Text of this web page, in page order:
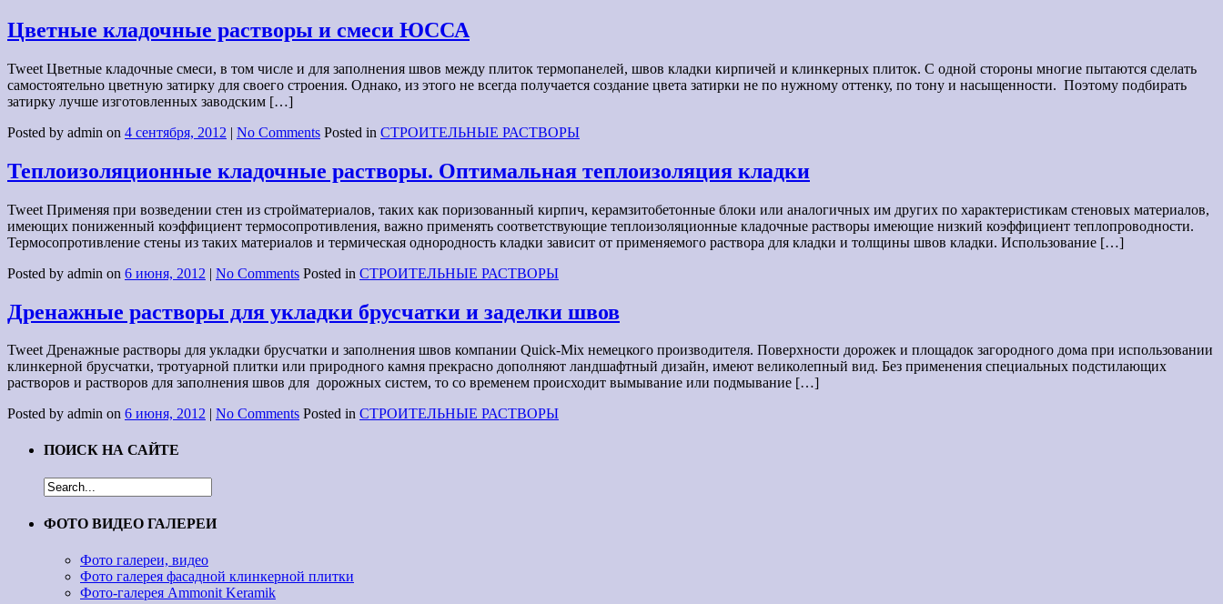
Цветные кладочные растворы и смеси ЮССА
Tweet Цветные кладочные смеси, в том числе и для заполнения швов между плиток термопанелей, швов кладки кирпичей и клинкерных плиток. С одной стороны многие пытаются сделать
самостоятельно цветную затирку для своего строения. Однако, из этого не всегда получается создание цвета затирки не по нужному оттенку, по тону и насыщенности. Поэтому подбирать
затирку лучше изготовленных заводским […]
Posted by admin on 4 сентября, 2012 | No Comments Posted in СТРОИТЕЛЬНЫЕ РАСТВОРЫ
Теплоизоляционные кладочные растворы. Оптимальная теплоизоляция кладки
Tweet Применяя при возведении стен из стройматериалов, таких как поризованный кирпич, керамзитобетонные блоки или аналогичных им других по характеристикам стеновых материалов,
имеющих пониженный коэффициент термосопротивления, важно применять соответствующие теплоизоляционные кладочные растворы имеющие низкий коэффициент теплопроводности.
Термосопротивление стены из таких материалов и термическая однородность кладки зависит от применяемого раствора для кладки и толщины швов кладки. Использование […]
Posted by admin on 6 июня, 2012 | No Comments Posted in СТРОИТЕЛЬНЫЕ РАСТВОРЫ
Дренажные растворы для укладки брусчатки и заделки швов
Tweet Дренажные растворы для укладки брусчатки и заполнения швов компании Quick-Mix немецкого производителя. Поверхности дорожек и площадок загородного дома при использовании
клинкерной брусчатки, тротуарной плитки или природного камня прекрасно дополняют ландшафтный дизайн, имеют великолепный вид. Без применения специальных подстилающих
растворов и растворов для заполнения швов для дорожных систем, то со временем происходит вымывание или подмывание […]
Posted by admin on 6 июня, 2012 | No Comments Posted in СТРОИТЕЛЬНЫЕ РАСТВОРЫ
ПОИСК НА САЙТЕ
ФОТО ВИДЕО ГАЛЕРЕИ
Фото галереи, видео
Фото галерея фасадной клинкерной плитки
Фото-галерея Ammonit Keramik